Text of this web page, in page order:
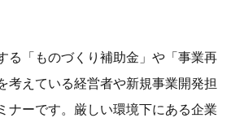
る「ものづくり補助金」や「事業再
考えている経営者や新規事業開発担
ナーです。厳しい環境下にある企業